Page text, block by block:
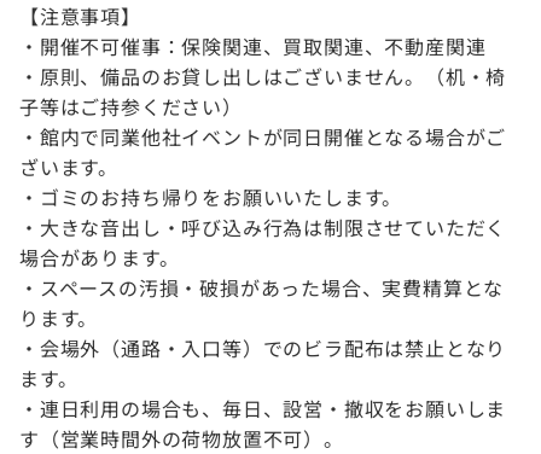
【注意事項】
・開催不可催事：保険関連、買取関連、不動産関連
・原則、備品のお貸し出しはございません。（机・椅
子等はご持参ください）
・館内で同業他社イベントが同日開催となる場合がご
ざいます。
・ゴミのお持ち帰りをお願いいたします。
・大きな音出し・呼び込み行為は制限させていただく
場合があります。
・スペースの汚損・破損があった場合、実費精算とな
ります。
・会場外（通路・入口等）でのビラ配布は禁止となり
ます。
・連日利用の場合も、毎日、設営・撤収をお願いしま
す（営業時間外の荷物放置不可）。